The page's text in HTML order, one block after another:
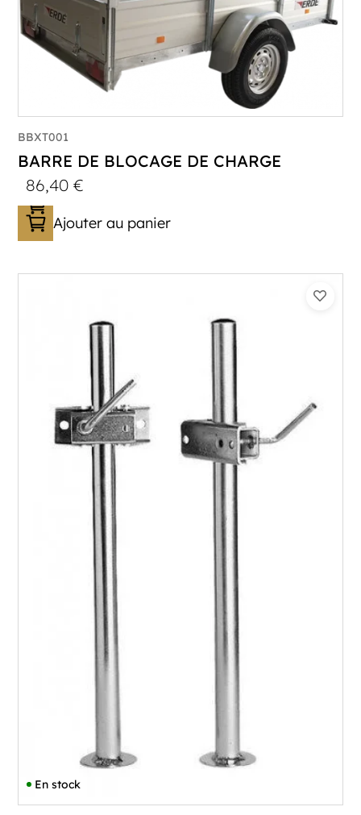
BBXT001
BARRE DE BLOCAGE DE CHARGE
86,40€
Ajouter au panier
En stock